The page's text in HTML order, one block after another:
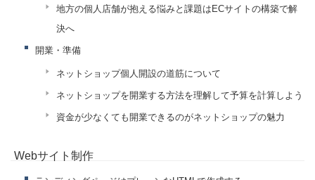
地方の個人店舗が抱える悩みと課題はECサイトの構築で解
決へ
開業・準備
ネットショップ個人開設の道筋について
ネットショップを開業する方法を理解して予算を計算しよう
資金が少なくても開業できるのがネットショップの魅力
Webサイト制作